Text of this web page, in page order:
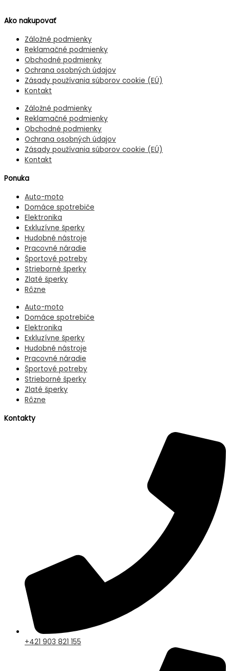
Ako nakupovať
Záložné podmienky
Reklamačné podmienky
Obchodné podmienky
Ochrana osobných údajov
Zásady používania súborov cookie (EÚ)
Kontakt
Záložné podmienky
Reklamačné podmienky
Obchodné podmienky
Ochrana osobných údajov
Zásady používania súborov cookie (EÚ)
Kontakt
Ponuka
Auto-moto
Domáce spotrebiče
Elektronika
Exkluzívne šperky
Hudobné nástroje
Pracovné náradie
Športové potreby
Strieborné šperky
Zlaté šperky
Rôzne
Auto-moto
Domáce spotrebiče
Elektronika
Exkluzívne šperky
Hudobné nástroje
Pracovné náradie
Športové potreby
Strieborné šperky
Zlaté šperky
Rôzne
Kontakty
+421 903 821 155